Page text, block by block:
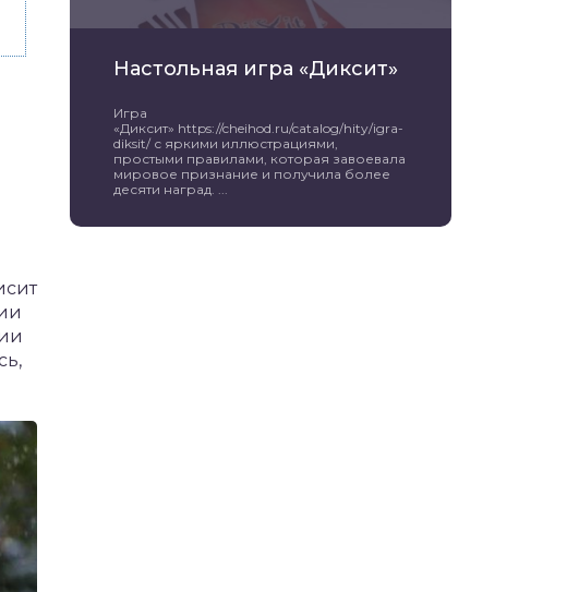
Настольная игра «Диксит»
Игра
«Диксит» https://cheihod.ru/catalog/hity/igra-
diksit/ с яркими иллюстрациями,
простыми правилами, которая завоевала
мировое признание и получила более
десяти наград. ...